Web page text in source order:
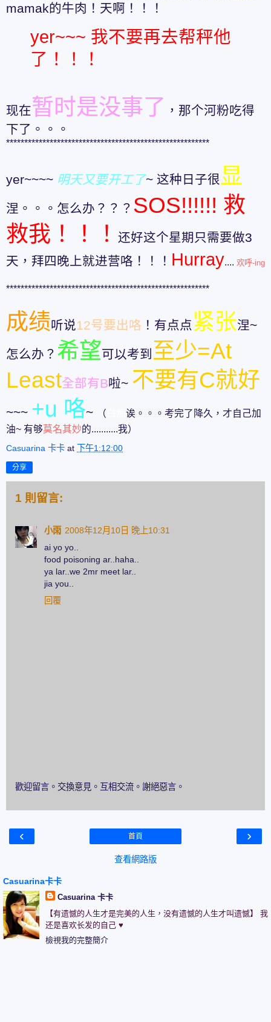
mamak的牛肉！天啊！！！
yer~~~ 我不要再去帮秤他
了！！！
现在暂时是没事了 ，那个河粉吃得
下了。。。
********************************************************
yer~~~~ 明天又要开工了~ 这种日子很显
涅。。。怎么办？？？ SOS!!!!!! 救
救我！！！
还好这个星期只需要做3
天，拜四晚上就进营咯！！！ Hurray.... 欢呼-ing
********************************************************
成绩听说12号要出咯 ！有点点 紧张涅~
怎么办？ 希望可以考到 至少=At
Least全部有B啦~ 不要有C就好
~~~ +u 咯~ （
诶。。。考完了降久，才自己加
油~ 有够莫名其妙的...........我）
Casuarina 卡卡 at 下午1:12:00
分享
1 則留言:
小雨 2008年12月10日 晚上10:31
ai yo yo..
food poisoning ar..haha..
ya lar..we 2mr meet lar..
jia you..
回覆
歡迎留言。交換意見。互相交流。謝絕惡言。
‹ ›
首頁
查看網路版
Casuarina卡卡
Casuarina 卡卡
【有遗憾的人生才是完美的人生，没有遗憾的人生才叫遗憾】 我
还是喜欢长发的自己 ♥
檢視我的完整簡介